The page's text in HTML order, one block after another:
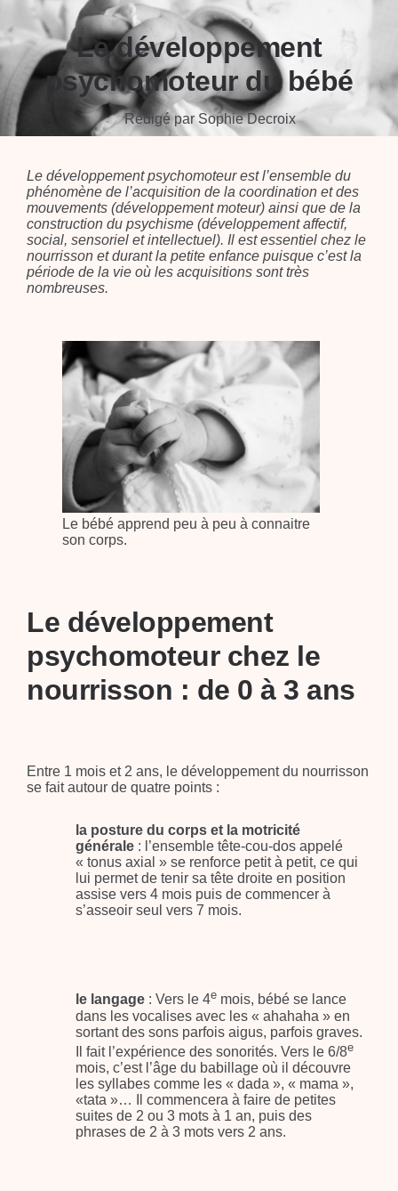
Le développement
psychomoteur du bébé
Rédigé par Sophie Decroix
Le développement psychomoteur est l’ensemble du
phénomène de l’acquisition de la coordination et des
mouvements (développement moteur) ainsi que de la
construction du psychisme (développement affectif,
social, sensoriel et intellectuel). Il est essentiel chez le
nourrisson et durant la petite enfance puisque c’est la
période de la vie où les acquisitions sont très
nombreuses.
Le bébé apprend peu à peu à connaitre
son corps.
Le développement
psychomoteur chez le
nourrisson : de 0 à 3 ans
Entre 1 mois et 2 ans, le développement du nourrisson
se fait autour de quatre points :
la posture du corps et la motricité
générale : l’ensemble tête-cou-dos appelé
« tonus axial » se renforce petit à petit, ce qui
lui permet de tenir sa tête droite en position
assise vers 4 mois puis de commencer à
s’asseoir seul vers 7 mois.
le langage : Vers le 4e mois, bébé se lance
dans les vocalises avec les « ahahaha » en
sortant des sons parfois aigus, parfois graves.
Il fait l’expérience des sonorités. Vers le 6/8e
mois, c’est l’âge du babillage où il découvre
les syllabes comme les « dada », « mama »,
«tata »… Il commencera à faire de petites
suites de 2 ou 3 mots à 1 an, puis des
phrases de 2 à 3 mots vers 2 ans.